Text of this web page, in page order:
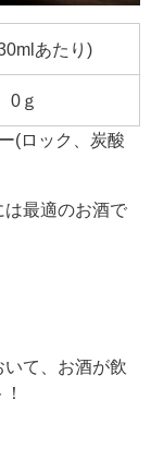
あたり)
0ｇ
(ロック、炭酸
は最適のお酒で
て、お酒が飲